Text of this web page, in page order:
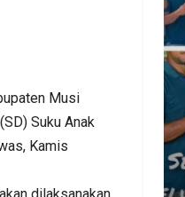
Musi
Suku Anak
Kamis
Minyak Kita Dan